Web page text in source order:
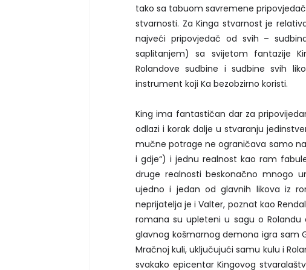
tako sa tabuom savremene
stvarnosti. Za Kinga stvarnost je
najveći pripovjedač od svih –
saplitanjem) sa svijetom fantazije
Rolandove sudbine i sudbine svih
instrument koji Ka bezobzirno koristi.
King ima fantastičan dar za
odlazi i korak dalje u stvaranju
mučne potrage ne ograničava samo
i gdje“) i jednu realnost kao ram
druge realnosti beskonačno mnogo
ujedno i jedan od glavnih likova iz
neprijatelja je i Valter, poznat kao
romana su upleteni u sagu o Rolandu
glavnog košmarnog demona igra sam
Mračnoj kuli, uključujući samu kulu i
svakako epicentar Kingovog